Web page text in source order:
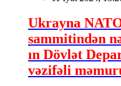
Ukrayna
sammitindən
ın Dövlət
vəzifəli